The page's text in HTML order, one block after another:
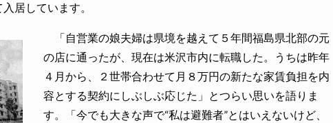
居しています。
「自営業の娘夫婦は県境を越えて５年間福島県北部の元
の店に通ったが、現在は米沢市内に転職した。うちは昨年
４月から、２世帯合わせて月８万円の新たな家賃負担を内
容とする契約にしぶしぶ応じた」とつらい思いを語りま
す。「今でも大きな声で“私は避難者”とはいえないけど、